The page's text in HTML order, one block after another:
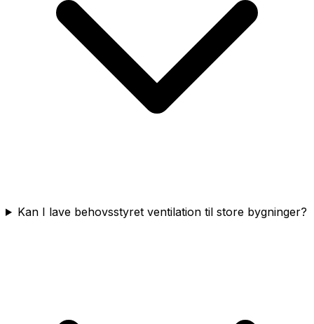
Kan I lave behovsstyret ventilation til store bygninger?